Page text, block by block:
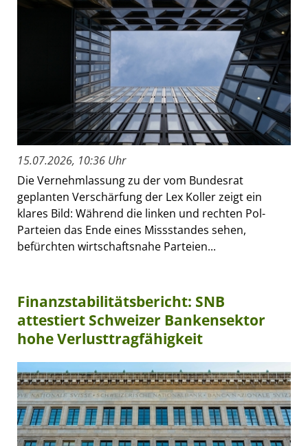
15.07.2026, 10:36 Uhr
Die Vernehmlassung zu der vom Bundesrat
geplanten Verschärfung der Lex Koller zeigt ein
klares Bild: Während die linken und rechten Pol-
Parteien das Ende eines Missstandes sehen,
befürchten wirtschaftsnahe Parteien...
Finanzstabilitätsbericht: SNB
attestiert Schweizer Bankensektor
hohe Verlusttragfähigkeit